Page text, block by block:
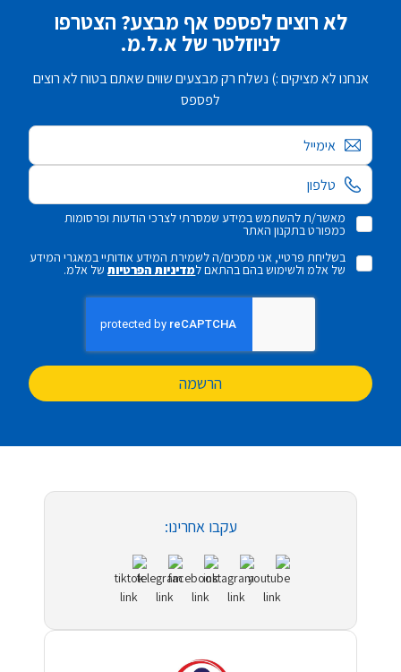
לא רוצים לפספס אף מבצע? הצטרפו
לניוזלטר של א.ל.מ.
אנחנו לא מציקים :) נשלח רק מבצעים שווים שאתם בטוח לא רוצים
לפספס
אימייל
מאשר/ת להשתמש במידע שמסרתי לצרכי הודעות ופרסומות
כמפורט בתקנון האתר
בשליחת פרטיי, אני מסכים/ה לשמירת המידע אודותיי במאגרי המידע
של אלמ ולשימוש בהם בהתאם למדיניות הפרטיותשל אלמ.
הרשמה
עקבו אחרינו: